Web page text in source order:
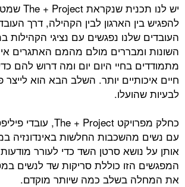
יש לנו תכנית שנקראת The + Project שמטרתה
הארגון לבין הקהילה, דרך העובדים.
נפגשים עם נציגי הקהילות במדינות
מולם מהמם האתגרים איתם הם
היום יום ומה דרוש להם כדי לחיות
יותר. השלב הבא הוא לייצר פתרונות
כחלק מפרויקט The + Project, עובדי פיליפס נפגשים
החלשות באינדונזיה במטרה ללמד
סרטן השד כדי לעורר מודעות. סדרת
כוללת סריקות שד לנשים במטרה לאבחן
בשלב כמה שיותר מוקדם.